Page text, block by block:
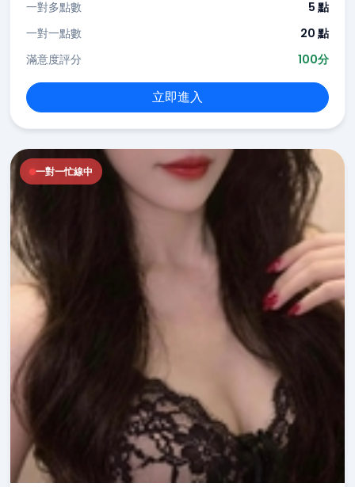
一對多點數
5 點
一對一點數
20 點
滿意度評分
100分
立即進入
一對一忙線中